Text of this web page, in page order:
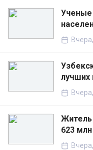
Ученые
лучших
623